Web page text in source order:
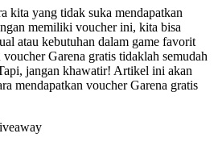
kita yang tidak suka mendapatkan
memiliki voucher ini, kita bisa
atau kebutuhan dalam game favorit
Garena gratis tidaklah semudah
jangan khawatir! Artikel ini akan
mendapatkan voucher Garena gratis